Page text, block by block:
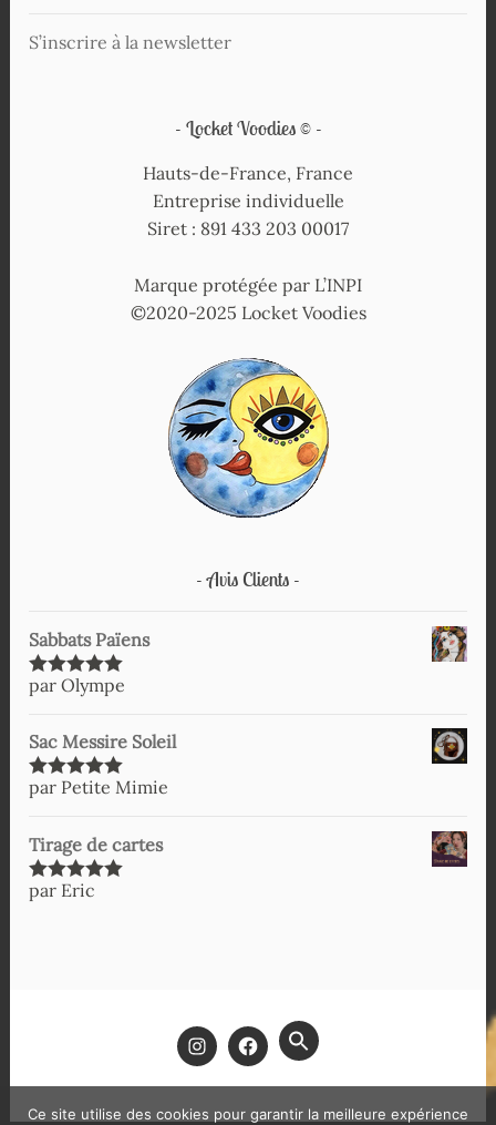
S’inscrire à la newsletter
Locket Voodies ©
Hauts-de-France, France
Entreprise individuelle
Siret : 891 433 203 00017
Marque protégée par L’INPI
©2020-2025 Locket Voodies
Avis Clients
Sabbats Païens
Note5sur
par Olympe
Sac Messire Soleil
Note5sur
par Petite Mimie
Tirage de cartes
Note5sur
par Eric
SEARCH
FOR:
Ce site utilise des cookies pour garantir la meilleure expérience